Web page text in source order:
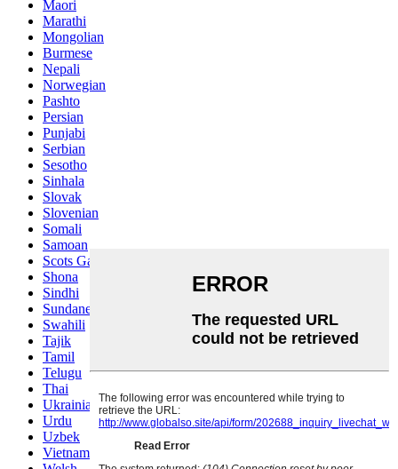
Maori
Marathi
Mongolian
Burmese
Nepali
Norwegian
Pashto
Persian
Punjabi
Serbian
Sesotho
Sinhala
Slovak
Slovenian
Somali
Samoan
Scots Gaelic
Shona
Sindhi
Sundanese
Swahili
Tajik
Tamil
Telugu
Thai
Ukrainian
Urdu
Uzbek
Vietnamese